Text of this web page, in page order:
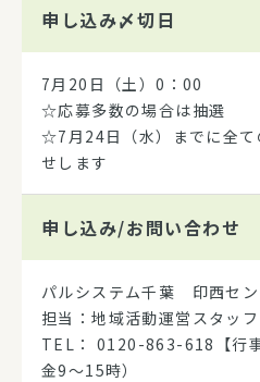
申し込み〆切日
7月20日（土）0：00
☆応募多数の場合は抽選
☆7月24日（水）までに全て
せします
申し込み/お問い合わせ
パルシステム千葉 印西セン
担当：地域活動運営スタッフ
TEL： 0120-863-618【行
金9～15時）